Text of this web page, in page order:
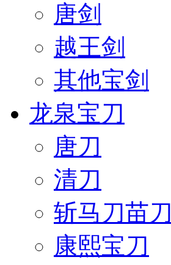
唐剑
越王剑
其他宝剑
龙泉宝刀
唐刀
清刀
斩马刀苗刀
康熙宝刀